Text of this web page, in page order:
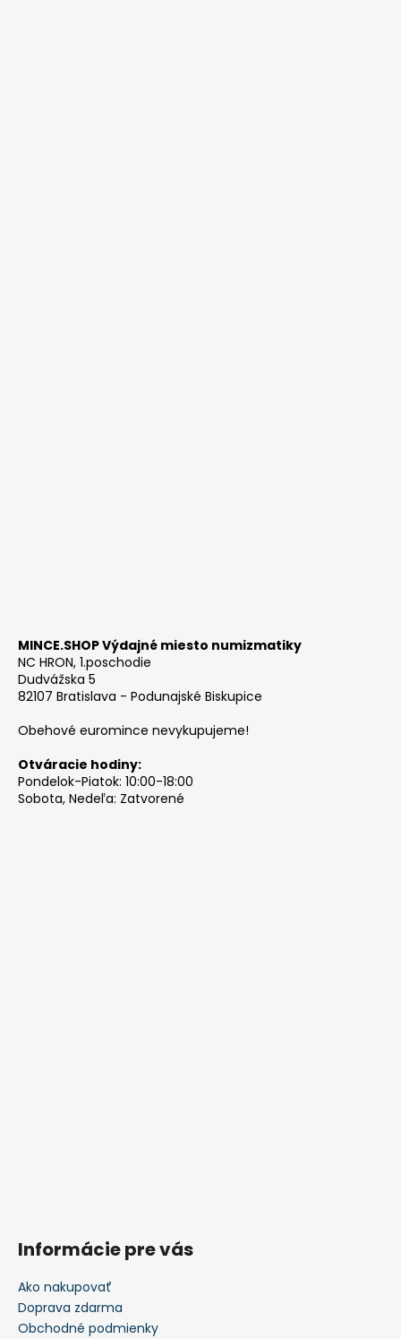
MINCE.SHOP Výdajné miesto numizmatiky
NC HRON, 1.poschodie
Dudvážska 5
82107 Bratislava - Podunajské Biskupice
Obehové euromince nevykupujeme!
Otváracie hodiny:
Pondelok-Piatok: 10:00-18:00
Sobota, Nedeľa: Zatvorené
Informácie pre vás
Ako nakupovať
Doprava zdarma
Obchodné podmienky